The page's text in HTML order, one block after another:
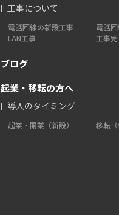
工事について
電話回線の新設工事 電話
LAN工事
工事
ブログ
起業・移転の方へ
導入のタイミング
起業・開業（新設） 移転（